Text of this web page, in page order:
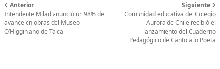
Anterior
Intendente Milad anunció un 98% de
avance en obras del Museo
O’Higginiano de Talca
Siguiente
Comunidad educativa del Colegio
Aurora de Chile recibió el
lanzamiento del Cuaderno
Pedagógico de Canto a lo Poeta